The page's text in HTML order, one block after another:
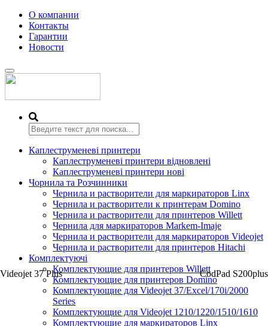
О компании
Контакты
Гарантии
Новости
Переключить
навигацию
Каплеструменеві принтери
Каплеструменеві принтери відновлені
Каплеструменеві принтери нові
Чорнила та Розчинники
Чернила и растворители для маркираторов Linx
Чернила и растворители к принтерам Domino
Чернила и растворители для принтеров Willett
Чернила для маркираторов Markem-Imaje
Чернила и растворители для маркираторов Videojet
Чернила и растворители для принтеров Hitachi
Комплектуючі
Комплектующие для принтеров Willett
Комплектующие для принтеров Domino
Комплектующие для Videojet 37/Excel/170i/2000
Series
Комплектующие для Videojet 1210/1220/1510/1610
Комплектующие для маркираторов Linx
Videojet 37 Plus CodPad S200plus